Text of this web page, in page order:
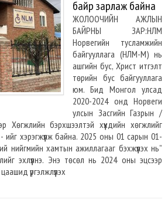
байр зарлаж байна
ЖОЛООЧИЙН АЖЛЫН
БАЙРНЫ ЗАР:НЛМ
Норвегийн тусламжийн
байгууллага (НЛM-M) нь
ашгийн бус, Христ итгэлт
төрийн бус байгууллага
юм. Бид Монгол улсад
2020-2024 онд Норвеги
улсын Засгийн Газрын /
Хөгжлийн бэрхшээлтэй хүүхдийн хөгжлийг
хэрэгжүүлж байна. 2025 оны 01 сарын 01-
нийгмийн хамтын ажиллагааг бэхжүүлэх нь”
эхлүүлнэ. Энэ төсөл нь 2024 оны эцсээр
үргэлжлүүлэх